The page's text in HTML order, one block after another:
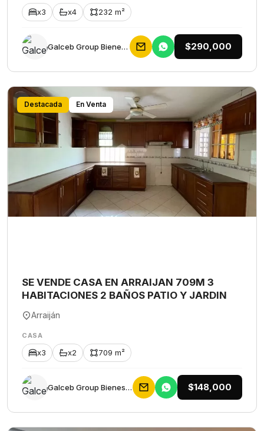
x3 x4 232 m²
Galceb Group Bienes Raices $290,000
Destacada En Venta
SE VENDE CASA EN ARRAIJAN 709M 3
HABITACIONES 2 BAÑOS PATIO Y JARDIN
Arraiján
CASA
x3 x2 709 m²
Galceb Group Bienes Raices $148,000